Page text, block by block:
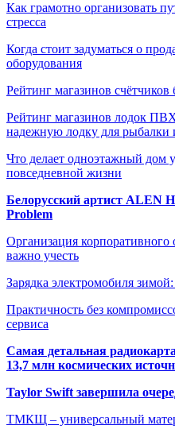
Как грамотно организовать
стресса
Когда стоит задуматься о
оборудования
Рейтинг магазинов счётчиков
Рейтинг магазинов лодок
надежную лодку для рыбалки
Что делает одноэтажный дом
повседневной жизни
Белорусский артист ALEN
Problem
Организация
важно учесть
Зарядка электромобиля
Практичность без
сервиса
Самая детальная
13,7 млн космических
Taylor Swift завершила
ТМКЩ – универсальный